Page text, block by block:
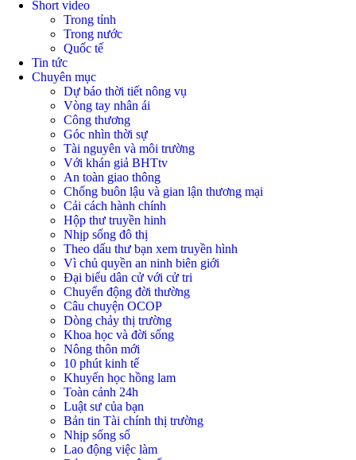
Short video
Trong tỉnh
Trong nước
Quốc tế
Tin tức
Chuyên mục
Dự báo thời tiết nông vụ
Vòng tay nhân ái
Công thương
Góc nhìn thời sự
Tài nguyên và môi trường
Với khán giả BHTtv
An toàn giao thông
Chống buôn lậu và gian lận thương mại
Cải cách hành chính
Hộp thư truyền hinh
Nhịp sống đô thị
Theo dấu thư bạn xem truyền hình
Vì chủ quyền an ninh biên giới
Đại biểu dân cử với cử tri
Chuyển động đời thường
Câu chuyện OCOP
Dòng chảy thị trường
Khoa học và đời sống
Nông thôn mới
10 phút kinh tế
Khuyến học hồng lam
Toàn cảnh 24h
Luật sư của bạn
Bản tin Tài chính thị trường
Nhịp sống số
Lao động việc làm